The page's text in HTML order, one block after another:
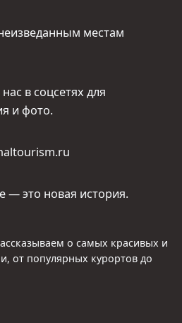
местам
в соцсетях для
и фото.
— это новая история.
о самых красивых и
от популярных курортов до